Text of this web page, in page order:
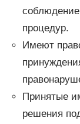
процедур.
Имеют
Принятые
решения